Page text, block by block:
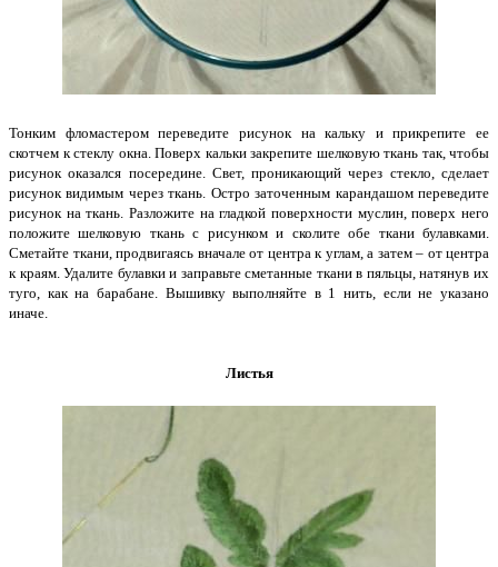
Тонким фломастером переведите рисунок на кальку и прикрепите ее
скотчем к стеклу окна. Поверх кальки закрепите шелковую ткань так, чтобы
рисунок оказался посередине. Свет, проникающий через стекло, сделает
рисунок видимым через ткань. Остро заточенным карандашом переведите
рисунок на ткань. Разложите на гладкой поверхности муслин, поверх него
положите шелковую ткань с рисунком и сколите обе ткани булавками.
Сметайте ткани, продвигаясь вначале от центра к углам, а затем – от центра
к краям. Удалите булавки и заправьте сметанные ткани в пяльцы, натянув их
туго, как на барабане. Вышивку выполняйте в 1 нить, если не указано
иначе.
Листья